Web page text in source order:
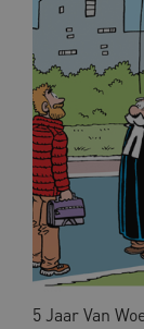
5 Jaar Van